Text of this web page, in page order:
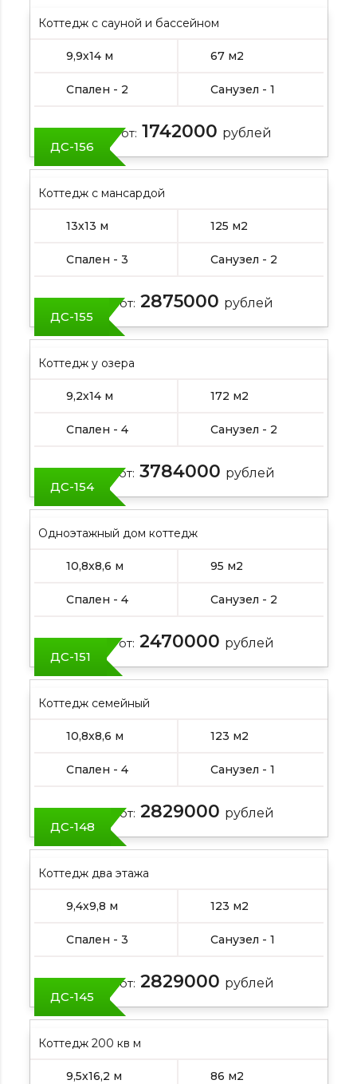
Коттедж с сауной и бассейном
9,9х14 м 67 м2
Спален - 2 Санузел - 1
Цена от: 1742000 рублей
ДС-156
Коттедж с мансардой
13х13 м 125 м2
Спален - 3 Санузел - 2
Цена от: 2875000 рублей
ДС-155
Коттедж у озера
9,2х14 м 172 м2
Спален - 4 Санузел - 2
Цена от: 3784000 рублей
ДС-154
Одноэтажный дом коттедж
10,8х8,6 м 95 м2
Спален - 4 Санузел - 2
Цена от: 2470000 рублей
ДС-151
Коттедж семейный
10,8х8,6 м 123 м2
Спален - 4 Санузел - 1
Цена от: 2829000 рублей
ДС-148
Коттедж два этажа
9,4х9,8 м 123 м2
Спален - 3 Санузел - 1
Цена от: 2829000 рублей
ДС-145
Коттедж 200 кв м
9,5х16,2 м 86 м2